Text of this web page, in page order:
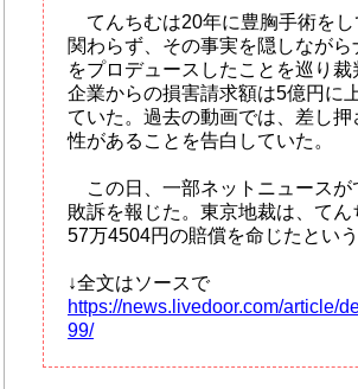
てんちむは20年に豊胸手術をし
関わらず、その事実を隠しながら
をプロデュースしたことを巡り裁
企業からの損害請求額は5億円に
ていた。過去の動画では、差し押
性があることを告白していた。
この日、一部ネットニュースが
敗訴を報じた。東京地裁は、て
57万4504円の賠償を命じたという
↓全文はソースで
https://news.livedoor.com/article/
99/